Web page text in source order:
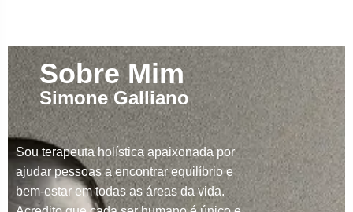
Sobre Mim
Simone Galliano
Sou terapeuta holística apaixonada por
ajudar pessoas a encontrar equilíbrio e
bem-estar em todas as áreas da vida.